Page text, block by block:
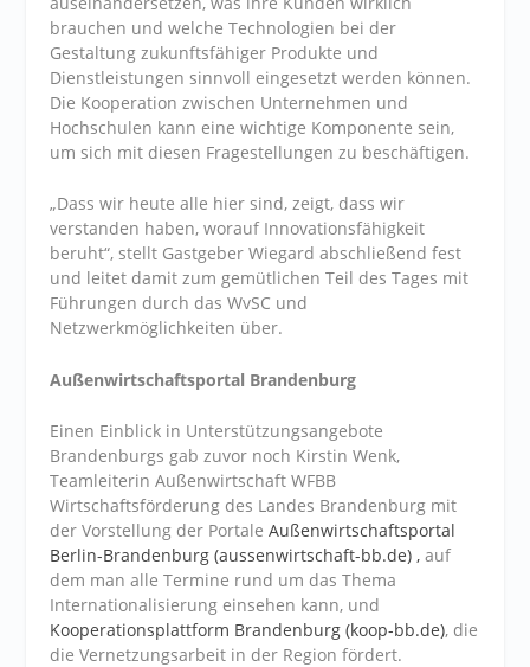
brauchen und welche Technologien bei der
Gestaltung zukunftsfähiger Produkte und
Dienstleistungen sinnvoll eingesetzt werden können.
Die Kooperation zwischen Unternehmen und
Hochschulen kann eine wichtige Komponente sein,
um sich mit diesen Fragestellungen zu beschäftigen.
„Dass wir heute alle hier sind, zeigt, dass wir
verstanden haben, worauf Innovationsfähigkeit
beruht“, stellt Gastgeber Wiegard abschließend fest
und leitet damit zum gemütlichen Teil des Tages mit
Führungen durch das WvSC und
Netzwerkmöglichkeiten über.
Außenwirtschaftsportal Brandenburg
Einen Einblick in Unterstützungsangebote
Brandenburgs gab zuvor noch Kirstin Wenk,
Teamleiterin Außenwirtschaft WFBB
Wirtschaftsförderung des Landes Brandenburg mit
der Vorstellung der Portale Außenwirtschaftsportal
Berlin-Brandenburg (aussenwirtschaft-bb.de) , auf
dem man alle Termine rund um das Thema
Internationalisierung einsehen kann, und
Kooperationsplattform Brandenburg (koop-bb.de), die
die Vernetzungsarbeit in der Region fördert.